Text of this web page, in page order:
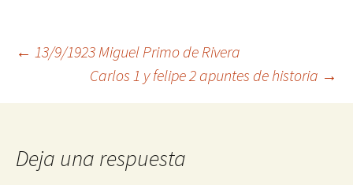
Navegación
de
entradas
← 13/9/1923 Miguel Primo de Rivera
Carlos 1 y felipe 2 apuntes de historia →
Deja una respuesta